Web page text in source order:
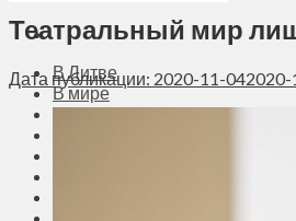
В Литве
В мире
Политика
Театральный мир
Дата публикации: 2020-11-04